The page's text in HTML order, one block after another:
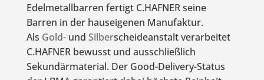
Edelmetallbarren fertigt C.HAFNER seine
Barren in der hauseigenen Manufaktur.
Als Gold- und Silberscheideanstalt verarbeitet
C.HAFNER bewusst und ausschließlich
Sekundärmaterial. Der Good-Delivery-Status